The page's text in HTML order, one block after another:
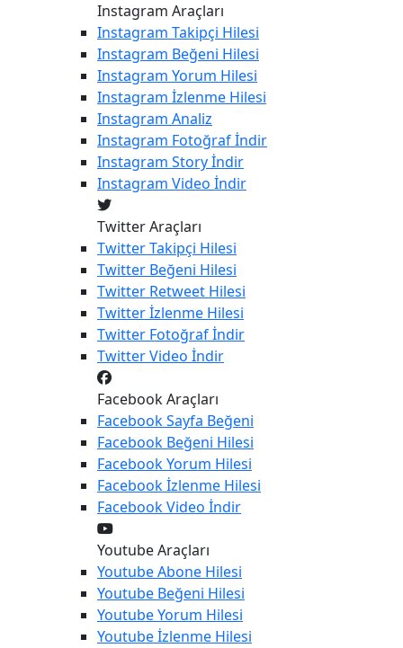
Instagram Araçları
Instagram Takipçi Hilesi
Instagram Beğeni Hilesi
Instagram Yorum Hilesi
Instagram İzlenme Hilesi
Instagram Analiz
Instagram Fotoğraf İndir
Instagram Story İndir
Instagram Video İndir
Twitter Araçları
TwitterTakipçi Hilesi
Twitter Beğeni Hilesi
Twitter Retweet Hilesi
Twitterİzlenme Hilesi
Twitter Fotoğraf İndir
TwitterVideo İndir
Facebook Araçları
FacebookSayfa Beğeni
Facebook Beğeni Hilesi
FacebookYorum Hilesi
Facebookİzlenme Hilesi
FacebookVideo İndir
Youtube Araçları
YoutubeAbone Hilesi
Youtube Beğeni Hilesi
YoutubeYorum Hilesi
Youtubeİzlenme Hilesi